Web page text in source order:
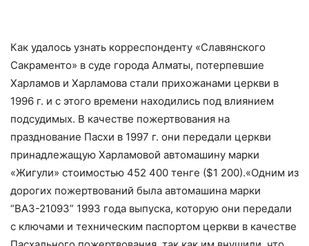
Как удалось узнать корреспонденту «Славянского
Сакраменто» в суде города Алматы, потерпевшие
Харламов и Харламова стали прихожанами церкви в
1996 г. и с этого времени находились под влиянием
подсудимых. В качестве пожертвования на
празднование Пасхи в 1997 г. они передали церкви
принадлежащую Харламовой автомашину марки
«Жигули» стоимостью 452 400 тенге ($1 200).«Одним из
дорогих пожертвований была автомашина марки
“ВАЗ-21093” 1993 года выпуска, которую они передали
с ключами и техническим паспортом церкви в качестве